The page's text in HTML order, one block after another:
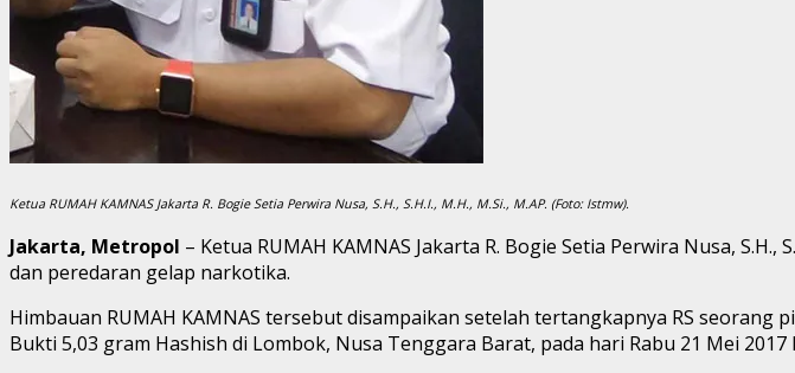
Ketua RUMAH KAMNAS Jakarta R. Bogie Setia Perwira Nusa, S.H., S.H.I., M.H., M.Si., M.AP. (Foto: Istmw).
Jakarta, Metropol – Ketua RUMAH KAMNAS Jakarta R. Bogie Setia Perwira Nusa,
dan peredaran gelap narkotika.
Himbauan RUMAH KAMNAS tersebut disampaikan setelah tertangkapnya RS
Bukti 5,03 gram Hashish di Lombok, Nusa Tenggara Barat, pada hari Rabu 21 Mei 2017